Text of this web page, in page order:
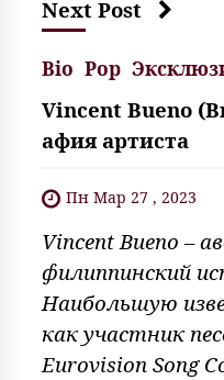
Next Post
Bio Pop
Vincent Bueno
афия артиста
Пн Мар 27 , 2023
Vincent Bueno –
филиппинский
Наибольшую
как участник
Eurovision Song